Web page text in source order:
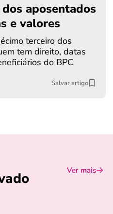
aposentados
e valores
terceiro dos
tem direito, datas
do BPC
Salvar artigo
Ver mais